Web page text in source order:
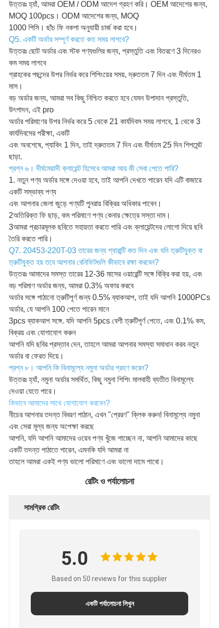
উত্তরঃ হ্যাঁ, আমরা OEM / ODM আদেশ গ্রহণ করি। OEM আদেশের জন্য,
MOQ 100pcs। ODM আদেশের জন্য, MOQ
1000 পিসি। ছাঁচ ফি নকশা অনুযায়ী চার্জ করা হবে।
Q5. একটি অর্ডার সম্পূর্ণ করতে কত সময় লাগবে?
উত্তরঃ ছোট অর্ডার এবং স্টক পণ্যগুলির জন্য, প্রস্তুতি এবং বিতরণে 3 দিনেরও
কম সময় লাগবে
গ্রাহকের পছন্দের উপর নির্ভর করে শিপিংয়ের সময়, দ্রুততম 7 দিন এবং দীর্ঘতম 1
মাস।
বড় অর্ডার জন্য, আমরা সব কিছু নিশ্চিত করতে হবে যেমন উপাদান প্রস্তুতি,
উৎপাদন, এই pro
অর্ডার পরিমাণের উপর নির্ভর করে 5 থেকে 21 কার্যদিবস সময় লাগবে, 1 থেকে 3
কার্যদিবসের পরীক্ষা, একটি
এবং অবশেষে, প্যাকিং 1 দিন, তাই দ্রুততম 7 দিন এবং দীর্ঘতম 25 দিন শিপমেন্ট
ছাড়া.
প্রশ্ন ৬। দীর্ঘমেয়াদী ক্লায়েন্ট হিসেবে আমরা আর কী সেবা পেতে পারি?
1. নতুন পণ্য অর্ডার সঙ্গে দেওয়া হবে, তাই আপনি দেখতে পারেন যদি এটি বাজারে
একটি সম্ভাব্য পণ্য
এবং আপনার জেলা জুড়ে পণ্যটি পুনরায় বিক্রির অধিকার পাবেন।
2অতিরিক্ত ফি ছাড়, কম পরিমাণে পণ্য কেনার ক্ষেত্রে সস্তা দাম।
3আমরা প্রচারমূলক ছবিতে সহায়তা করতে পারি এবং ক্লায়েন্টদের লোগো দিয়ে ছবি
তৈরি করতে পারি।
Q7. 20453-220T-03 তারের জন্য গ্যারান্টি কত দিন এবং যদি ত্রুটিযুক্ত বা
ত্রুটিযুক্ত হয় তবে আপনার বেনিফিটগুলি কীভাবে রক্ষা করবেন?
উত্তরঃ আমাদের সমস্ত তারের 12-36 মাসের ওয়ারেন্টি সঙ্গে বিক্রি করা হয়, এবং
বড় পরিমাণ অর্ডার জন্য, আমরা 0.3% অফার করবে
অর্ডার সঙ্গে পাঠানো ত্রুটিপূর্ণ জন্য 0.5% ব্যাকআপ, তাই যদি আপনি 1000PCs
অর্ডার, যে আপনি 100 পেতে পারেন মানে
3pcs ব্যাকআপ সঙ্গে. যদি আপনি 5pcs বেশী ত্রুটিপূর্ণ পেতে, এবং 0.1% কম,
বিক্রয় এবং যোগাযোগ করুন
আপনি যদি ছবির প্রস্তাব দেন, তাহলে আমরা আপনার সমস্যা সমাধান করব নতুন
অর্ডার বা ফেরত দিয়ে।
প্রশ্ন ৮। আপনি কি বিনামূল্যে নমুনা অর্ডার গ্রহণ করেন?
উত্তরঃ হ্যাঁ, নমুনা অর্ডার সমর্থিত, কিছু নমুনা শিপিং মালবাহী ব্যতীত বিনামূল্যে
দেওয়া যেতে পারে।
কিভাবে আমাদের সাথে যোগাযোগ করবেন?
নীচের আপনার তদন্ত বিবরণ পাঠান, এখন "প্রেরণ" ক্লিক করুন! বিনামূল্যে নমুনা
এবং সেরা মূল্য জন্য অপেক্ষা করছে
আপনি, যদি আপনি আমাদের ওয়েব পণ্য খুঁজে পাচ্ছেন না, আপনি আমাদের কাছে
একটি তদন্ত পাঠাতে পারেন, এমনকি যদি আমরা না
তাহলে আমরা একই পণ্য ভালো পরিমাণে এবং ভালো দামে পাবো।
রেটিং ও পর্যালোচনা
সামগ্রিক রেটিং
5.0
Based on 50 reviews for this supplier
একটি পর্যালোচনা লিখুন